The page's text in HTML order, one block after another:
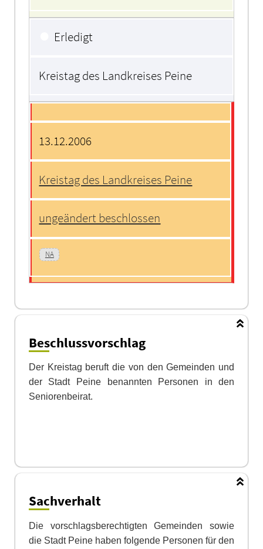
Erledigt
Kreistag des Landkreises Peine
13.12.2006
Kreistag des Landkreises Peine
ungeändert beschlossen
NA
Beschlussvorschlag
Der Kreistag beruft die von den Gemeinden und
der Stadt Peine benannten Personen in den
Seniorenbeirat.
Sachverhalt
Die vorschlagsberechtigten Gemeinden sowie
die Stadt Peine haben folgende Personen für den